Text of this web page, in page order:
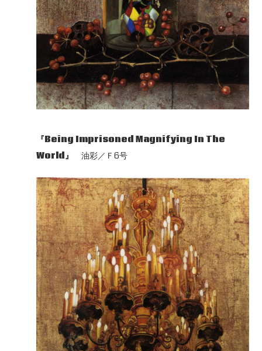
『Being Imprisoned Magnifying In The
World』
油彩／Ｆ6号